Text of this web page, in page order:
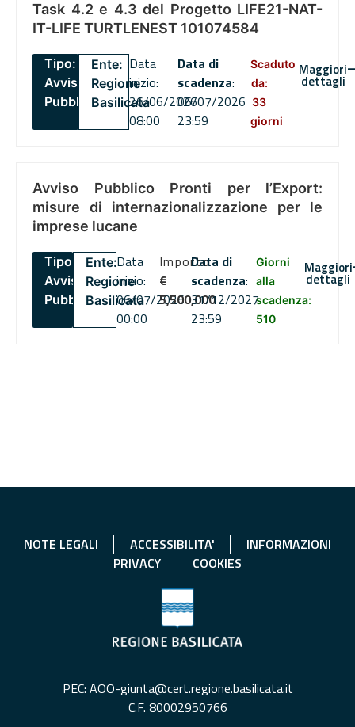
Task 4.2 e 4.3 del Progetto LIFE21-NAT-
IT-LIFE TURTLENEST 101074584
Tipo:
Avviso
Pubblico
Ente:
Regione
Basilicata
Data
inizio:
26/06/2026
08:00
Data di
scadenza:
06/07/2026
23:59
Scaduto
da:
33
giorni
Maggiori
dettagli
Avviso Pubblico Pronti per l’Export:
misure di internazionalizzazione per le
imprese lucane
Tipo:
Avviso
Pubblico
Ente:
Regione
Basilicata
Data
inizio:
06/07/2026
00:00
Importo
€
5,500,000
Data di
scadenza:
31/12/2027
23:59
Giorni
alla
scadenza:
510
Maggiori
dettagli
NOTE LEGALI ACCESSIBILITA'
INFORMAZIONI
PRIVACY
COOKIES
PEC: AOO-giunta@cert.regione.basilicata.it
C.F. 80002950766